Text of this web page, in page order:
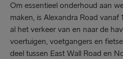
Om essentieel onderhoud aan
maken, is Alexandra Road
al het verkeer van en naar de
voertuigen, voetgangers en
deel tussen East Wall Road en